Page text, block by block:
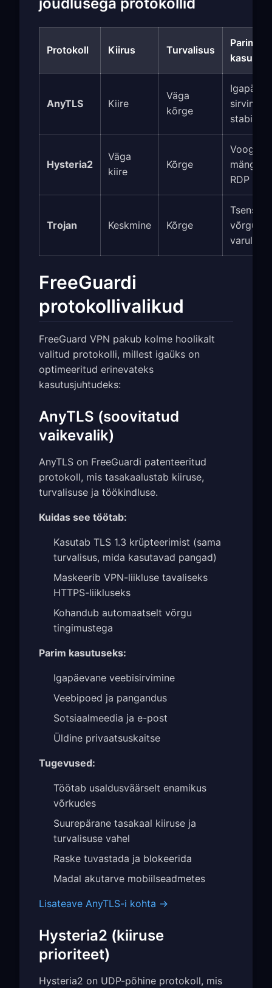
jõudlusega protokollid
Protokoll Kiirus Turvalisus
Parim
AnyTLS Kiire
Väga
kõrge
stabiilsus
Hysteria2
Väga
kiire
Kõrge
RDP
Trojan Keskmine Kõrge
võrgud,
FreeGuardi
protokollivalikud
FreeGuard VPN pakub kolme hoolikalt
valitud protokolli, millest igaüks on
optimeeritud erinevateks
kasutusjuhtudeks:
AnyTLS (soovitatud
vaikevalik)
AnyTLS on FreeGuardi patenteeritud
protokoll, mis tasakaalustab kiiruse,
turvalisuse ja töökindluse.
Kuidas see töötab:
Kasutab TLS 1.3 krüpteerimist (sama
turvalisus, mida kasutavad pangad)
Maskeerib VPN-liikluse tavaliseks
HTTPS-liikluseks
Kohandub automaatselt võrgu
tingimustega
Parim kasutuseks:
Igapäevane veebisirvimine
Veebipoed ja pangandus
Sotsiaalmeedia ja e-post
Üldine privaatsuskaitse
Tugevused:
Töötab usaldusväärselt enamikus
võrkudes
Suurepärane tasakaal kiiruse ja
turvalisuse vahel
Raske tuvastada ja blokeerida
Madal akutarve mobiilseadmetes
Lisateave AnyTLS-i kohta →
Hysteria2 (kiiruse
prioriteet)
Hysteria2 on UDP-põhine protokoll, mis